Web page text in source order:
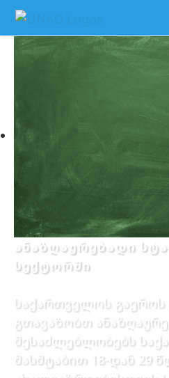
ანაზღაურებადი
სექტორში
საქართველოს გაეროს
გთავაზობთ
შესაძლებლობებს
მასშტაბით 18-დან 29